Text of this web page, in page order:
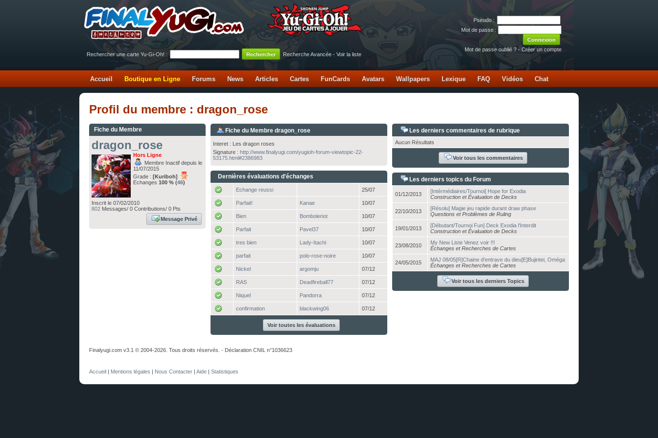
Pseudo :
Mot de passe :
Mot de passe oublié ? - Créer un compte
Rechercher une carte Yu-Gi-Oh! :
Recherche Avancée - Voir la liste
Accueil Boutique en Ligne Forums News Articles Cartes FunCards Avatars Wallpapers Lexique FAQ Vidéos Chat
Profil du membre : dragon_rose
Fiche du Membre
dragon_rose
Hors Ligne
Membre Inactif depuis le
11/07/2015
Grade : [Kuriboh]
Echanges 100 % (46)
Inscrit le 07/02/2010
802 Messages/ 0 Contributions/ 0 Pts
Message Privé
Fiche du Membre dragon_rose
Interet : Les dragon roses
Signature : http://www.finalyugi.com/yugioh-forum-viewtopic-22-
53175.html#2386983
Dernières évaluations d'échanges
Echange reussi 25/07
Parfait! Kanae 10/07
Bien Bomboleriot 10/07
Parfait Pavel37 10/07
tres bien Lady-Itachi 10/07
parfait polo-rose-noire 10/07
Nickel argomju 07/12
RAS Deadfireball77 07/12
Niquel Pandorra 07/12
confirmation blackwing06 07/12
Voir toutes les évaluations
Les derniers commentaires de rubrique
Aucun Résultats
Voir tous les commentaires
Les derniers topics du Forum
01/12/2013
[Intérmédiaires/Tournoi] Hope for Exodia
Construction et Évaluation de Decks
22/10/2013
[Résolu] Magie jeu rapide durant draw phase
Questions et Problèmes de Ruling
19/01/2013
[Débutant/Tournoi Fun] Deck Exodia l'Interdit
Construction et Évaluation de Decks
23/08/2010
My New Liste Venez voir !!!
Échanges et Recherches de Cartes
24/05/2015
MAJ 08/05[R]Chaine d'entrave du dieu[E]Bujintei, Oméga
Échanges et Recherches de Cartes
Voir tous les derniers Topics
Finalyugi.com v3.1 © 2004-2026. Tous droits réservés. - Déclaration CNIL n°1036623
Accueil | Mentions légales | Nous Contacter | Aide | Statistiques